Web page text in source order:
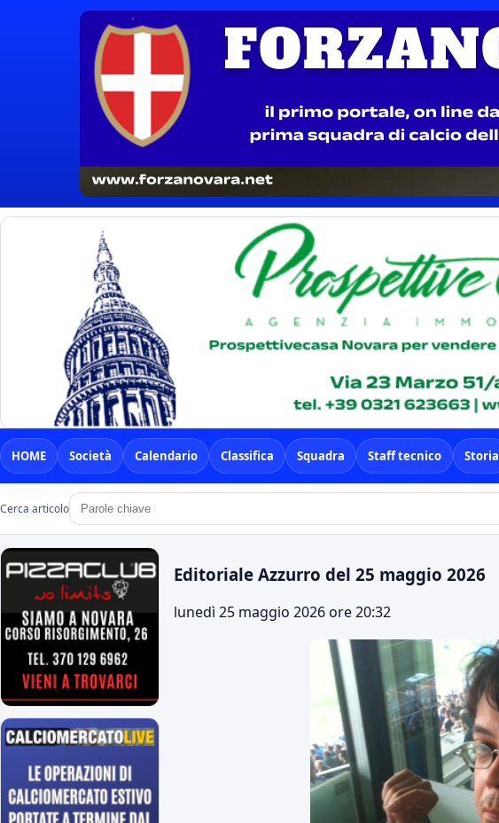
HOME Società Calendario Classifica Squadra Staff tecnico Storia
Cerca articolo
Editoriale Azzurro del 25 maggio 2026
lunedì 25 maggio 2026 ore 20:32